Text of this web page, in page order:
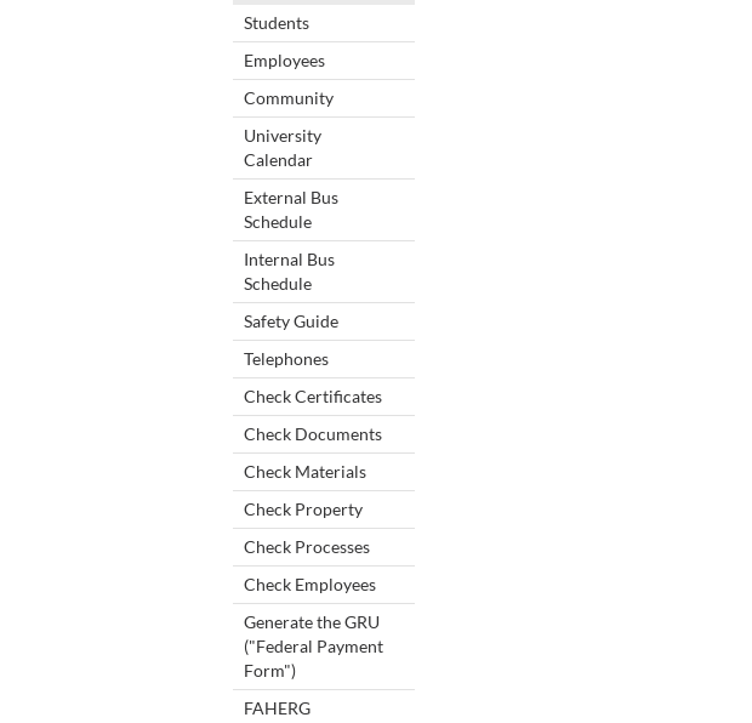
Students
Employees
Community
University
Calendar
External Bus
Schedule
Internal Bus
Schedule
Safety Guide
Telephones
Check Certificates
Check Documents
Check Materials
Check Property
Check Processes
Check Employees
Generate the GRU
("Federal Payment
Form")
FAHERG